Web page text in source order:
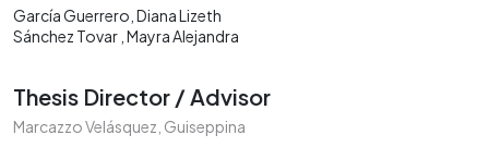
García Guerrero, Diana Lizeth
Sánchez Tovar , Mayra Alejandra
Thesis Director / Advisor
Marcazzo Velásquez, Guiseppina